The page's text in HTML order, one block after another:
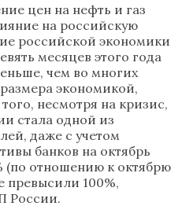
цен на нефть и газ
на российскую
российской экономики
месяцев этого года
чем во многих
экономикой,
несмотря на кризис,
стала одной из
даже с учетом
банков на октябрь
(по отношению к октябрю
превысили 100%,
России.